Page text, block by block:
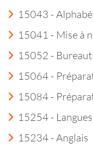
15043 -
15041 - Mise à
15052 -
15064 -
15084 -
15254 - Langues
15234 - Anglais